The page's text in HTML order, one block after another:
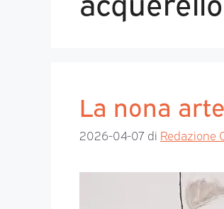
La nona
2026-04-07 di Redazione